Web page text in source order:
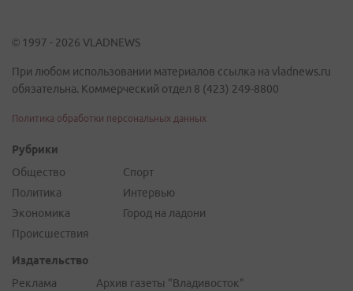
© 1997 - 2026 VLADNEWS
При любом использовании материалов ссылка на vladnews.ru
обязательна. Коммерческий отдел 8 (423) 249-8800
Политика обработки персональных данных
Рубрики
Общество
Политика
Экономика
Происшествия
Спорт
Интервью
Город на ладони
Издательство
Реклама
Архив газеты "Владивосток"